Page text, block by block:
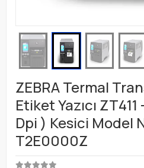
ZEBRA Termal
Etiket Yazıcı
Dpi ) Kesici Model
T2E0000Z